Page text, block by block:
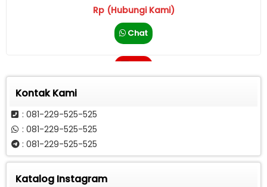
Rp (Hubungi Kami)
Chat
Kontak Kami
: 081-229-525-525
: 081-229-525-525
: 081-229-525-525
Katalog Instagram